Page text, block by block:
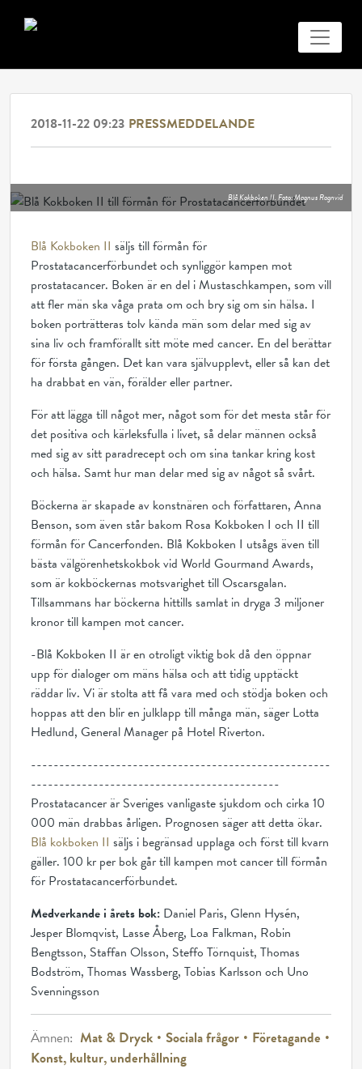
2018-11-22 09:23 PRESSMEDDELANDE
Blå Kokboken II. Foto: Magnus Ragnvid
Blå Kokboken II säljs till förmån för
Prostatacancerförbundet och synliggör kampen mot
prostatacancer. Boken är en del i Mustaschkampen, som vill
att fler män ska våga prata om och bry sig om sin hälsa. I
boken porträtteras tolv kända män som delar med sig av
sina liv och framförallt sitt möte med cancer. En del berättar
för första gången. Det kan vara självupplevt, eller så kan det
ha drabbat en vän, förälder eller partner.
För att lägga till något mer, något som för det mesta står för
det positiva och kärleksfulla i livet, så delar männen också
med sig av sitt paradrecept och om sina tankar kring kost
och hälsa. Samt hur man delar med sig av något så svårt.
Böckerna är skapade av konstnären och författaren, Anna
Benson, som även står bakom Rosa Kokboken I och II till
förmån för Cancerfonden. Blå Kokboken I utsågs även till
bästa välgörenhetskokbok vid World Gourmand Awards,
som är kokböckernas motsvarighet till Oscarsgalan.
Tillsammans har böckerna hittills samlat in dryga 3 miljoner
kronor till kampen mot cancer.
-Blå Kokboken II är en otroligt viktig bok då den öppnar
upp för dialoger om mäns hälsa och att tidig upptäckt
räddar liv. Vi är stolta att få vara med och stödja boken och
hoppas att den blir en julklapp till många män, säger Lotta
Hedlund, General Manager på Hotel Riverton.
-----------------------------------------------------
--------------------------------------------
Prostatacancer är Sveriges vanligaste sjukdom och cirka 10
000 män drabbas årligen. Prognosen säger att detta ökar.
Blå kokboken II säljs i begränsad upplaga och först till kvarn
gäller. 100 kr per bok går till kampen mot cancer till förmån
för Prostatacancerförbundet.
Medverkande i årets bok: Daniel Paris, Glenn Hysén,
Jesper Blomqvist, Lasse Åberg, Loa Falkman, Robin
Bengtsson, Staffan Olsson, Steffo Törnquist, Thomas
Bodström, Thomas Wassberg, Tobias Karlsson och Uno
Svenningsson
Ämnen: Mat & Dryck Sociala frågor
Företagande
Konst, kultur, underhållning